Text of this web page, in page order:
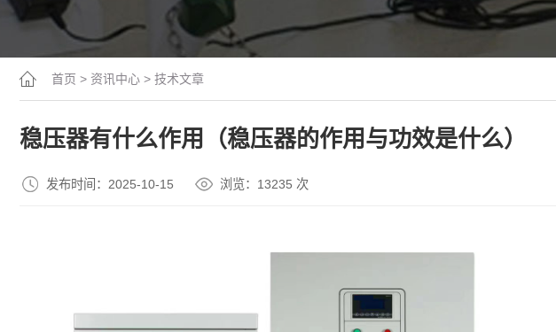
首页 > 资讯中心 > 技术文章
稳压器有什么作用（稳压器的作用与功效是什么）
发布时间：2025-10-15 浏览：13235 次